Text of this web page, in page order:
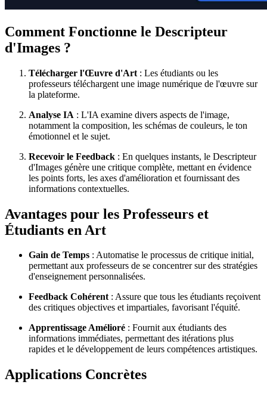
Comment Fonctionne le Descripteur
d'Images ?
Télécharger l'Œuvre d'Art : Les étudiants ou les
professeurs téléchargent une image numérique de l'œuvre sur
la plateforme.
Analyse IA : L'IA examine divers aspects de l'image,
notamment la composition, les schémas de couleurs, le ton
émotionnel et le sujet.
Recevoir le Feedback : En quelques instants, le Descripteur
d'Images génère une critique complète, mettant en évidence
les points forts, les axes d'amélioration et fournissant des
informations contextuelles.
Avantages pour les Professeurs et
Étudiants en Art
Gain de Temps : Automatise le processus de critique initial,
permettant aux professeurs de se concentrer sur des stratégies
d'enseignement personnalisées.
Feedback Cohérent: Assure que tous les étudiants reçoivent
des critiques objectives et impartiales, favorisant l'équité.
Apprentissage Amélioré : Fournit aux étudiants des
informations immédiates, permettant des itérations plus
rapides et le développement de leurs compétences artistiques.
Applications Concrètes